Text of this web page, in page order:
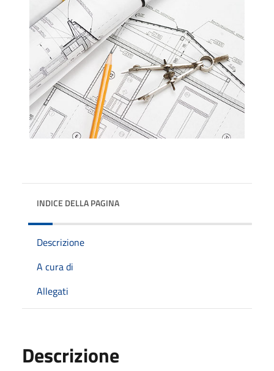
INDICE DELLA PAGINA
Descrizione
A cura di
Allegati
Descrizione